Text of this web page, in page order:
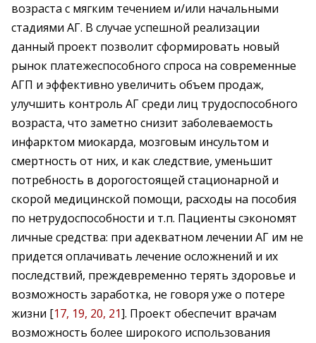
возраста с мягким течением и/или начальными
стадиями АГ. В случае успешной реализации
данный проект позволит сформировать новый
рынок платежеспособного спроса на современные
АГП и эффективно увеличить объем продаж,
улучшить контроль АГ среди лиц трудоспособного
возраста, что заметно снизит заболеваемость
инфарктом миокарда, мозговым инсультом и
смертность от них, и как следствие, уменьшит
потребность в дорогостоящей стационарной и
скорой медицинской помощи, расходы на пособия
по нетрудоспособности и т.п. Пациенты сэкономят
личные средства: при адекватном лечении АГ им не
придется оплачивать лечение осложнений и их
последствий, преждевременно терять здоровье и
возможность заработка, не говоря уже о потере
жизни [17, 19, 20, 21]. Проект обеспечит врачам
возможность более широкого использования